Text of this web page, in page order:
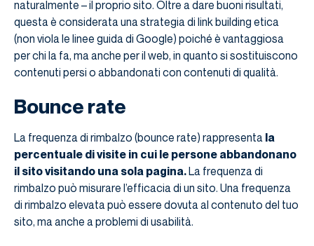
naturalmente – il proprio sito. Oltre a dare buoni risultati,
questa è considerata una strategia di link building etica
(non viola le linee guida di Google) poiché è vantaggiosa
per chi la fa, ma anche per il web, in quanto si sostituiscono
contenuti persi o abbandonati con contenuti di qualità.
Bounce rate
La frequenza di rimbalzo (bounce rate) rappresenta la
percentuale di visite in cui le persone abbandonano
il sito visitando una sola pagina.La frequenza di
rimbalzo può misurare l’efficacia di un sito. Una frequenza
di rimbalzo elevata può essere dovuta al contenuto del tuo
sito, ma anche a problemi di usabilità.